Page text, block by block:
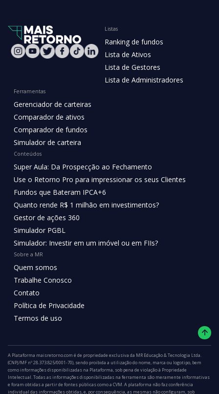
Listas
Ranking de fundos
Lista de Ativos
Lista de Gestores
Lista de Administradores
Ferramentas
Gerenciador de carteiras
Comparador de ativos
Comparador de fundos
Simulador de carteira
Conteúdos
Super Aula: Da Prospecção ao Fechamento
Use o Retorno Pro para impressionar os seus Clientes
Fundos que Bateram IPCA+6
Quanto rende R$ 1 milhão em investimentos?
Gestor de ações 360
Simulador PGBL
Simulador: Investir em um imóvel ou em FIIs?
Sobre a MR
Quem somos
Trabalhe Conosco
Contato
Política de Privacidade
Termos de uso
A Plataforma maisretorno.com é de propriedade exclusiva da MR Educação & Tecnologia Ltda.
(CNPJ/MF nº 28.373.825/0001-70), sendo proibida a utilização do nome, marca ou logotipo, bem
como informações disponibilizadas na Plataforma, sob pena de violação à Propriedade
Intelectual. Todas as informações disponibilizadas na ferramenta são meramente informativas
e foram obtidas a partir de fontes públicas como a CVM. A plataforma não faz conferência
individual das informações obtidas, e, por consequência, as mesmas não configuram, sob